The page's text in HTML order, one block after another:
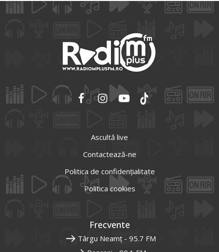
Ascultă live
Contactează-ne
Politica de confidențialitate
Politica cookies
Frecvente
Târgu Neamț - 95.7 FM